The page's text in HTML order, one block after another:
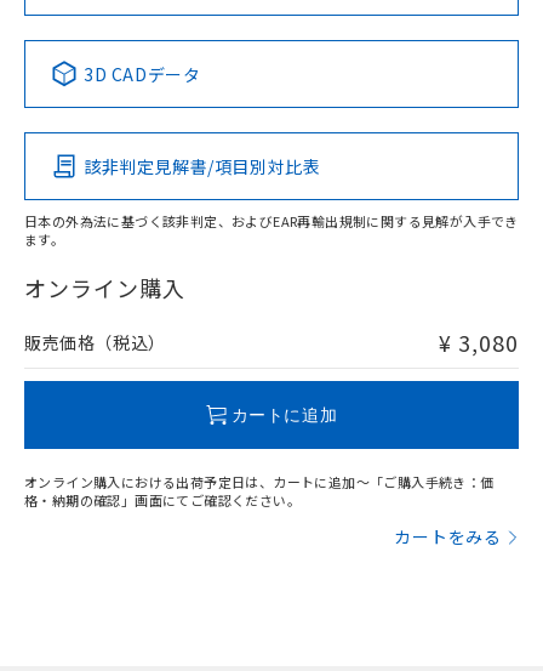
Pb Hg Cd Cr(VI)
O
在庫等で未対応品が混在する可能性があります。
問い合わせください。
3D CADデータ
該非判定見解書/項目別対比表
日本の外為法に基づく該非判定、およびEAR再輸出規制に関する見解が入手でき
ます。
オンライン購入
販売価格（税込） ¥ 3,080
カートに追加
オンライン購入における出荷予定日は、カートに追加～「ご購入手続き：価
格・納期の確認」画面にてご確認ください。
カートをみる